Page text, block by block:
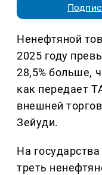
Ненефтяной
2025 году
28,5% больше,
как передает
внешней
Зейуди.
На
треть